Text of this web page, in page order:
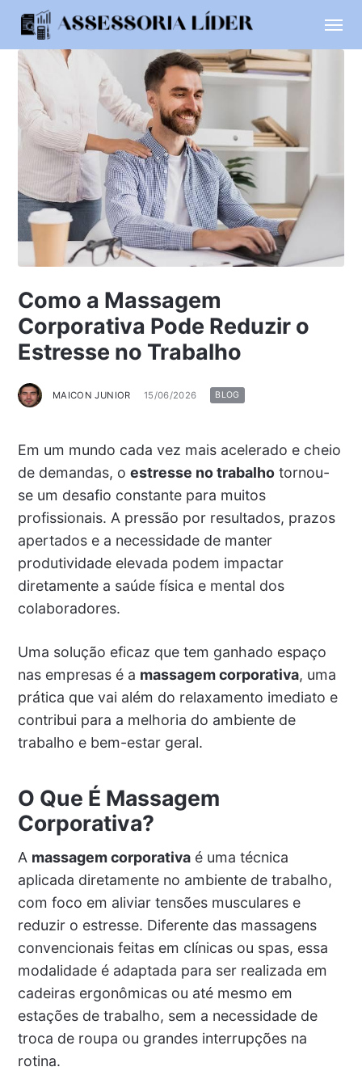
Como a Massagem
Corporativa Pode Reduzir o
Estresse no Trabalho
MAICON JUNIOR 15/06/2026 BLOG
Em um mundo cada vez mais acelerado e cheio
de demandas, o estresse no trabalhotornou-
se um desafio constante para muitos
profissionais. A pressão por resultados, prazos
apertados e a necessidade de manter
produtividade elevada podem impactar
diretamente a saúde física e mental dos
colaboradores.
Uma solução eficaz que tem ganhado espaço
nas empresas é a massagem corporativa, uma
prática que vai além do relaxamento imediato e
contribui para a melhoria do ambiente de
trabalho e bem-estar geral.
O Que É Massagem
Corporativa?
A massagem corporativaé uma técnica
aplicada diretamente no ambiente de trabalho,
com foco em aliviar tensões musculares e
reduzir o estresse. Diferente das massagens
convencionais feitas em clínicas ou spas, essa
modalidade é adaptada para ser realizada em
cadeiras ergonômicas ou até mesmo em
estações de trabalho, sem a necessidade de
troca de roupa ou grandes interrupções na
rotina.